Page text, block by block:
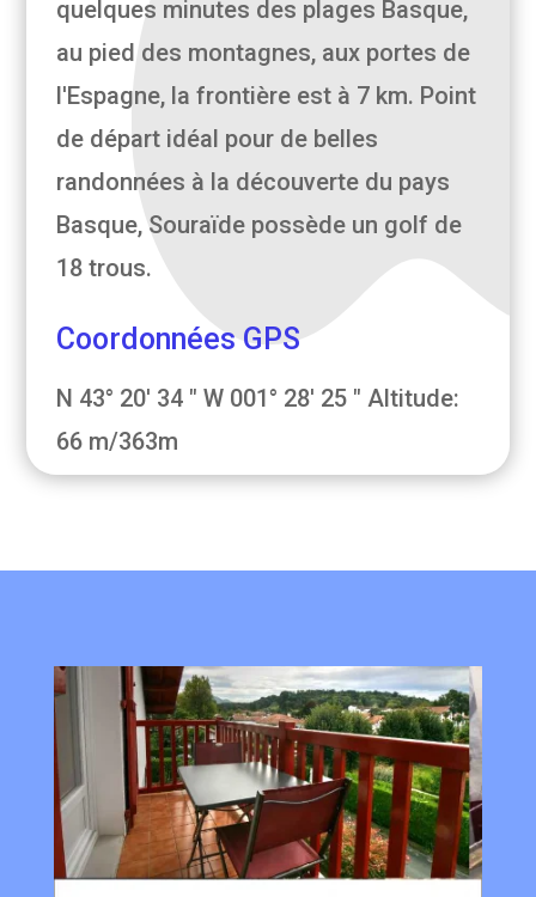
quelques minutes des plages Basque,
au pied des montagnes, aux portes de
l'Espagne, la frontière est à 7 km. Point
de départ idéal pour de belles
randonnées à la découverte du pays
Basque, Souraïde possède un golf de
18 trous.
Coordonnées GPS
N 43° 20' 34 " W 001° 28' 25 " Altitude:
66 m/363m